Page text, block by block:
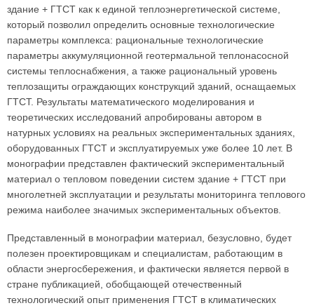
здание + ГТСТ как к единой теплоэнергетической системе,
который позволил определить основные технологические
параметры комплекса: рациональные технологические
параметры аккумуляционной геотермальной теплонасосной
системы теплоснабжения, а также рациональный уровень
теплозащиты ограждающих конструкций зданий, оснащаемых
ГТСТ. Результаты математического моделирования и
теоретических исследований апробированы автором в
натурных условиях на реальных экспериментальных зданиях,
оборудованных ГТСТ и эксплуатируемых уже более 10 лет. В
монографии представлен фактический экспериментальный
материал о тепловом поведении систем здание + ГТСТ при
многолетней эксплуатации и результаты мониторинга теплового
режима наиболее значимых экспериментальных объектов.
Представленный в монографии материал, безусловно, будет
полезен проектировщикам и специалистам, работающим в
области энергосбережения, и фактически является первой в
стране публикацией, обобщающей отечественный
технологический опыт применения ГТСТ в климатических